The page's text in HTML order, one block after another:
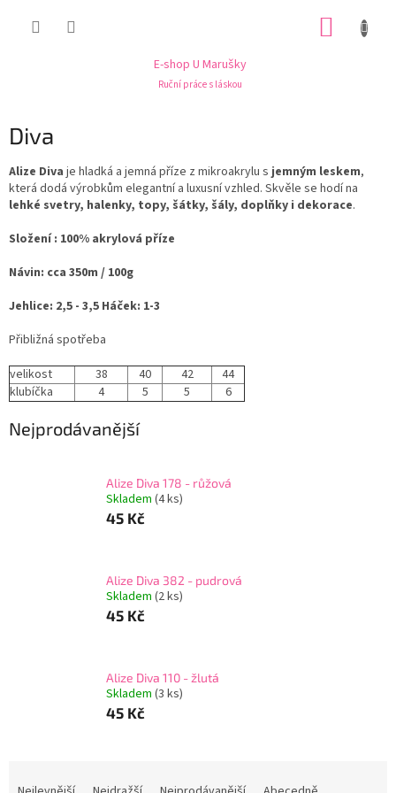
E-shop U Marušky
Ruční práce s láskou
Diva
Alize Diva je hladká a jemná příze z mikroakrylu s jemným leskem,
která dodá výrobkům elegantní a luxusní vzhled. Skvěle se hodí na
lehké svetry, halenky, topy, šátky, šály, doplňky i dekorace.
Složení : 100% akrylová příze
Návin: cca 350m / 100g
Jehlice: 2,5 - 3,5 Háček: 1-3
Přibližná spotřeba
velikost
38 40 42
44
klubíčka
4 5 5 6
Nejprodávanější
Alize Diva 178 - růžová
Skladem (4 ks)
45 Kč
Alize Diva 382 - pudrová
Skladem (2 ks)
45 Kč
Alize Diva 110 - žlutá
Skladem (3 ks)
45 Kč